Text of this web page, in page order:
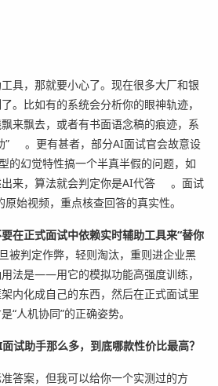
具，那就要小心了。现在很多大厂和银
。比如有的系统会分析你的眼神轨迹，
来飘去，或者有书面语念稿的痕迹，系
”
。更有甚者，部分AI面试官会故意设
的幻觉特性搞一个半真半假的问题，如
来，算法就会判定你是AI代答
。面试
始视频，重点核查回答的真实性。
在正式面试中依赖实时辅助工具来“替你
被判定作弊，轻则淘汰，重则进企业黑
法是——用它的模拟功能高强度训练，
内化成自己的东西，然后在正式面试里
“人机协同”的正确姿势。
试助手那么多，到底哪款性价比最高？
答案，但我可以给你一个实测过的方